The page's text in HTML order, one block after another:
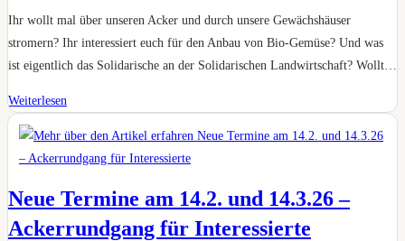
Ihr wollt mal über unseren Acker und durch unsere Gewächshäuser
stromern? Ihr interessiert euch für den Anbau von Bio-Gemüse? Und was
ist eigentlich das Solidarische an der Solidarischen Landwirtschaft? Wollt…
Weiterlesen
Interessierte
am
08.
August
2026
Neue Termine am 14.2. und 14.3.26 –
Ackerrundgang für Interessierte